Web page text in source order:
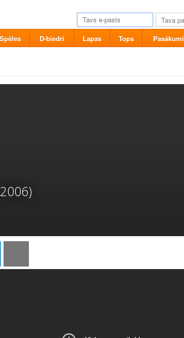
Spēles D-biedri Lapas Tops Pasākumi